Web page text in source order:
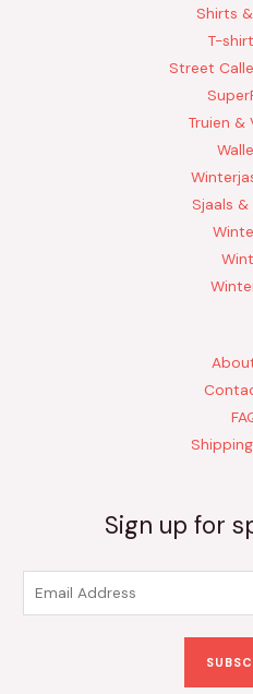
Shirts
T-
Street
Truien &
Sjaals
Sign up for
m